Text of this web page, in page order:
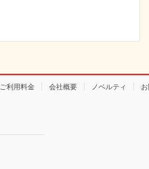
ご利用料金 会社概要 ノベルティ